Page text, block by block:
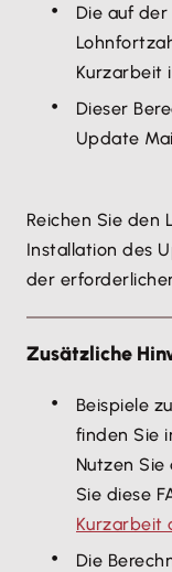
Die auf
Kurzarbeit
Dieser
Update
Reichen Sie den
Installation des
der
Zusätzliche
Beispiele
finden Sie
Nutzen
Sie diese
Kurzarbeit
Die